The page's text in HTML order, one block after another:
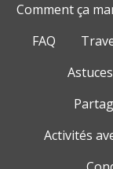
Comment ça
FAQ
Activités